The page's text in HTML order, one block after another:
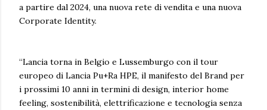
a partire dal 2024, una nuova rete di vendita e una nuova
Corporate Identity.
“Lancia torna in Belgio e Lussemburgo con il tour
europeo di Lancia Pu+Ra HPE, il manifesto del Brand per
i prossimi 10 anni in termini di design, interior home
feeling, sostenibilità, elettrificazione e tecnologia senza